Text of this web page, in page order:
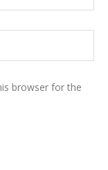
browser for the